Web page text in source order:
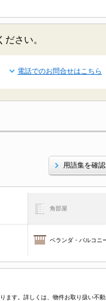
さい。
電話でのお問合せはこちら
用語集を確
角部屋
ベランダ・バルコニ
ます。詳しくは、物件お取り扱い不